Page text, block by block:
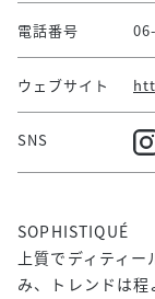
電話番号
ウェブサイト
SNS
SOPHISTIQUÉ
上質でディティ
み、トレンドは程